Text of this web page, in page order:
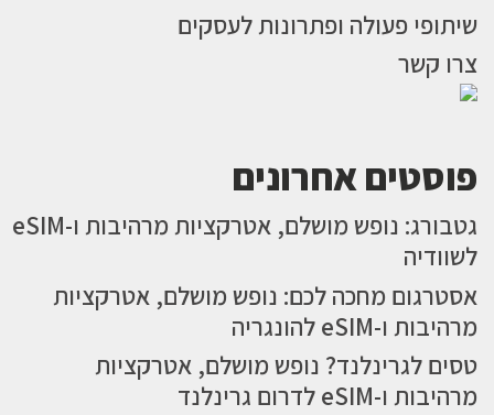
שיתופי פעולה ופתרונות לעסקים
צרו קשר
פוסטים אחרונים
גטבורג: נופש מושלם, אטרקציות מרהיבות ו-eSIM
לשוודיה
אסטרגום מחכה לכם: נופש מושלם, אטרקציות
מרהיבות ו-eSIM להונגריה
טסים לגרינלנד? נופש מושלם, אטרקציות
מרהיבות ו-eSIM לדרום גרינלנד